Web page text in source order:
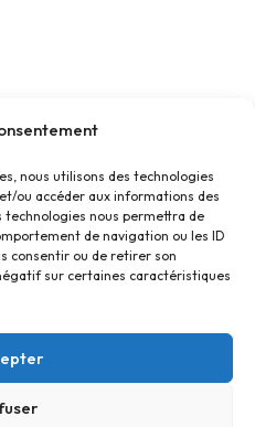
nous utilisons des technologies
ou accéder aux informations des
technologies nous permettra de
de navigation ou les ID
consentir ou de retirer son
sur certaines caractéristiques